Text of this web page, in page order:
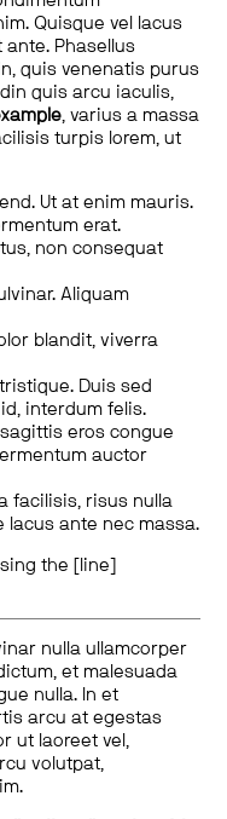
Quisque vel lacus
ante. Phasellus
quis venenatis purus
quis arcu iaculis,
, varius a massa
turpis lorem, ut
Ut at enim mauris.
erat.
non consequat
Aliquam
blandit, viverra
Duis sed
interdum felis.
eros congue
auctor
facilisis, risus nulla
lacus ante nec massa.
the [line]
nulla ullamcorper
et malesuada
nulla. In et
arcu at egestas
ut laoreet vel,
volutpat,